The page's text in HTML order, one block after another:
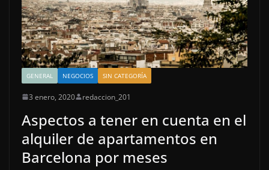
GENERAL NEGOCIOS SIN CATEGORÍA
3 enero, 2020 redaccion_201
Aspectos a tener en cuenta en el
alquiler de apartamentos en
Barcelona por meses